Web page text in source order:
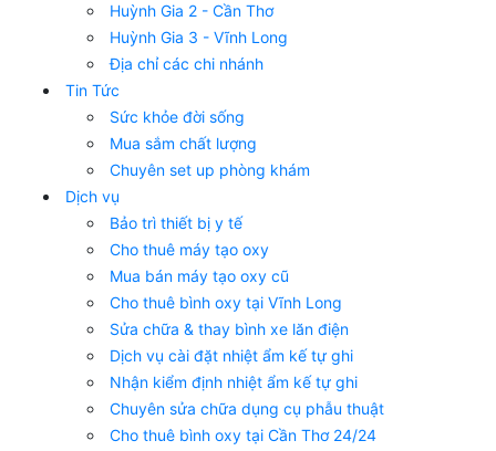
Huỳnh Gia 2 - Cần Thơ
Huỳnh Gia 3 - Vĩnh Long
Địa chỉ các chi nhánh
Tin Tức
Sức khỏe đời sống
Mua sắm chất lượng
Chuyên set up phòng khám
Dịch vụ
Bảo trì thiết bị y tế
Cho thuê máy tạo oxy
Mua bán máy tạo oxy cũ
Cho thuê bình oxy tại Vĩnh Long
Sửa chữa & thay bình xe lăn điện
Dịch vụ cài đặt nhiệt ẩm kế tự ghi
Nhận kiểm định nhiệt ẩm kế tự ghi
Chuyên sửa chữa dụng cụ phẫu thuật
Cho thuê bình oxy tại Cần Thơ 24/24